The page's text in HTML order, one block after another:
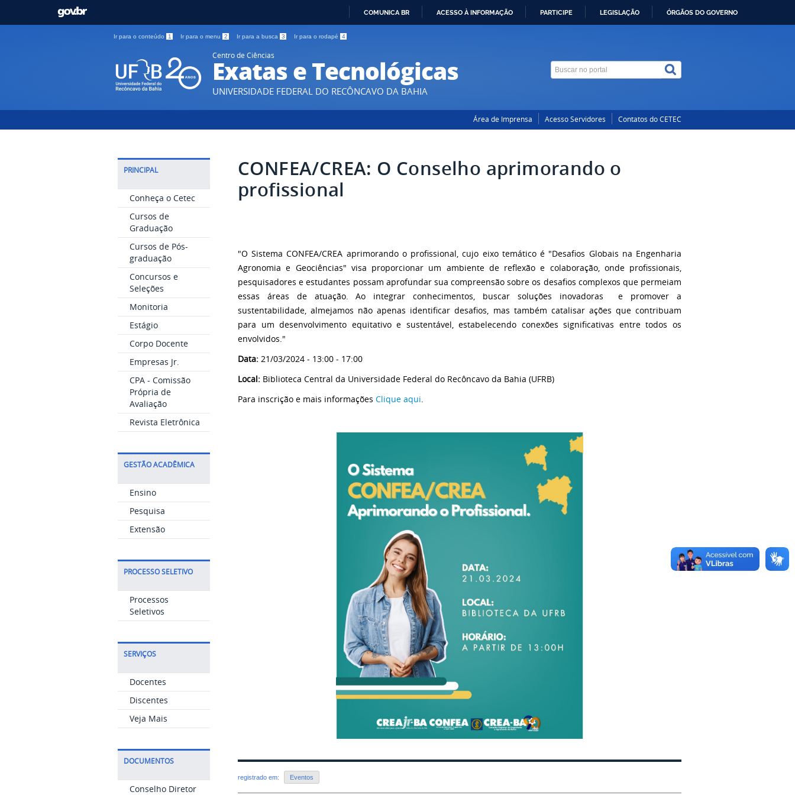
CONTEÚDO
COMUNICA BR ACESSO À INFORMAÇÃO PARTICIPE LEGISLAÇÃO ÓRGÃOS DO GOVERNO
Ir para o conteúdo 1 Ir para o menu 2 Ir para a busca 3 Ir para o rodapé 4
Centro de Ciências
Exatas e Tecnológicas
UNIVERSIDADE FEDERAL DO RECÔNCAVO DA BAHIA
Área de Imprensa Acesso Servidores Contatos do CETEC
PRINCIPAL
Conheça o Cetec
Cursos de
Graduação
Cursos de Pós-
graduação
Concursos e
Seleções
Monitoria
Estágio
Corpo Docente
Empresas Jr.
CPA - Comissão
Própria de
Avaliação
Revista Eletrônica
GESTÃO ACADÊMICA
Ensino
Pesquisa
Extensão
PROCESSO SELETIVO
Processos
Seletivos
SERVIÇOS
Docentes
Discentes
Veja Mais
DOCUMENTOS
Conselho Diretor
CONFEA/CREA: O Conselho aprimorando o
profissional
"O Sistema CONFEA/CREA aprimorando o profissional, cujo eixo temático é "Desafios Globais na Engenharia
Agronomia e Geociências" visa proporcionar um ambiente de reflexão e colaboração, onde profissionais,
pesquisadores e estudantes possam aprofundar sua compreensão sobre os desafios complexos que permeiam
essas áreas de atuação. Ao integrar conhecimentos, buscar soluções inovadoras e promover a
sustentabilidade, almejamos não apenas identificar desafios, mas também catalisar ações que contribuam
para um desenvolvimento equitativo e sustentável, estabelecendo conexões significativas entre todos os
envolvidos."
Data: 21/03/2024 - 13:00 - 17:00
Local: Biblioteca Central da Universidade Federal do Recôncavo da Bahia (UFRB)
Para inscrição e mais informações Clique aqui
registrado em: Eventos